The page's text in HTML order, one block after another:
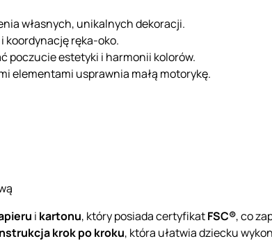
własnych, unikalnych dekoracji.
koordynację ręka-oko.
poczucie estetyki i harmonii kolorów.
elementami usprawnia małą motorykę.
i kartonu, który posiada certyfikatFSC®, co
krok po kroku, która ułatwia dziecku